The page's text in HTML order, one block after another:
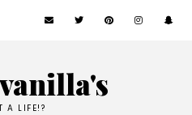
A LIFE!?